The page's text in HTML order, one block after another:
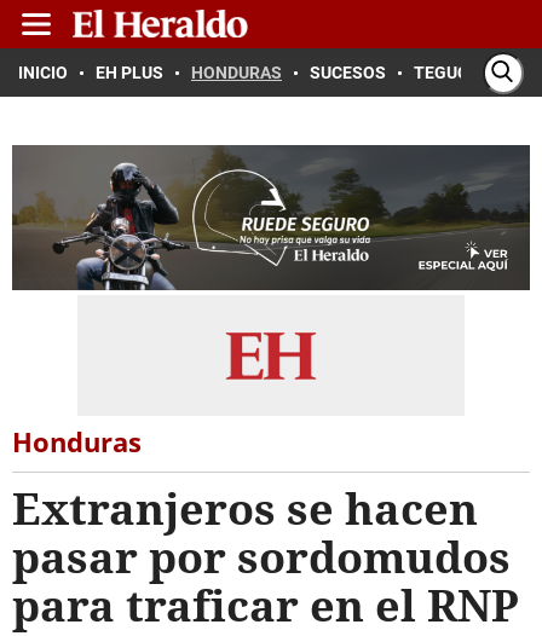
INICIO EH PLUS HONDURAS SUCESOS TEGUCIGALPA
Honduras
Extranjeros se hacen
pasar por sordomudos
para traficar en el RNP